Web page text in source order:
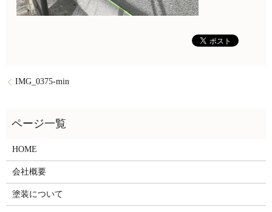
IMG_0375-min
HOME
会社概要
塗装について